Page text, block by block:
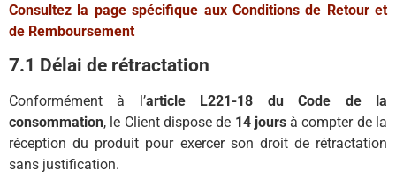
Consultez la page spécifique aux Conditions de Retour et
de Remboursement
7.1 Délai de rétractation
Conformément à l’article L221-18 du Code de la
consommation, le Client dispose de 14 joursà compter de la
réception du produit pour exercer son droit de rétractation
sans justification.